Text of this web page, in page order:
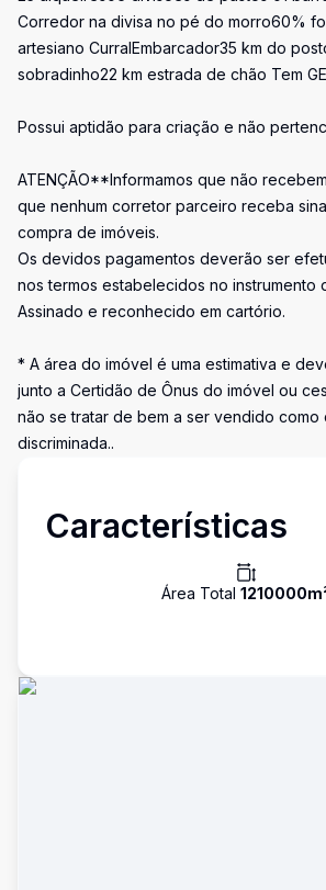
Corredor na divisa no pé do morro60%
artesiano CurralEmbarcador35 km do
sobradinho22 km estrada de chão Tem
Possui aptidão para criação e não
ATENÇÃO**Informamos que não
que nenhum corretor parceiro receba
compra de imóveis.
Os devidos pagamentos deverão ser
nos termos estabelecidos no instrumento
Assinado e reconhecido em cartório.
* A área do imóvel é uma estimativa e
junto a Certidão de Ônus do imóvel ou
não se tratar de bem a ser vendido como
discriminada..
Características
Área Total 1210000